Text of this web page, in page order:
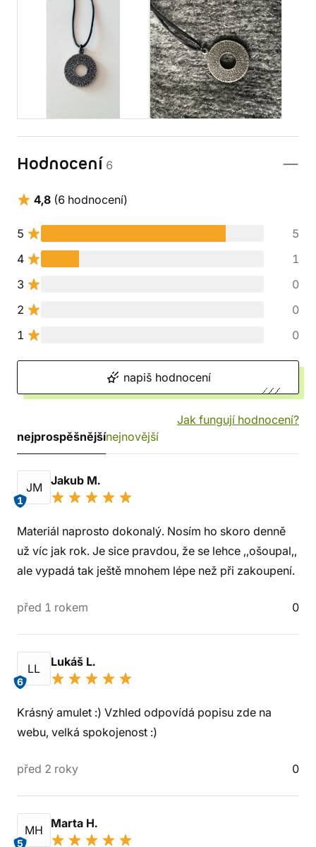
Hodnocení 6
4,8 (6 hodnocení)
5
5
4
1
3
0
2
0
1
0
napiš hodnocení
Jak fungují hodnocení?
nejprospěšnějšínejnovější
JM
1
Jakub M.
Materiál naprosto dokonalý. Nosím ho skoro denně
už víc jak rok. Je sice pravdou, že se lehce ,,ošoupal,,
ale vypadá tak ještě mnohem lépe než při zakoupení.
před 1 rokem 0
LL
6
Lukáš L.
Krásný amulet :) Vzhled odpovídá popisu zde na
webu, velká spokojenost :)
před 2 roky 0
MH
5
Marta H.